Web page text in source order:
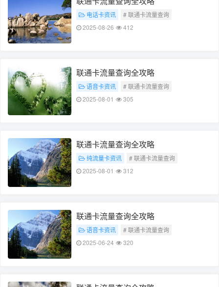
电话卡资讯
# 联通卡流量查询
# 流量查询全攻略
2025-08-26 412
联通卡流量查询全攻略
语音卡资讯
# 联通卡流量查询
# 流量查询全攻略
2025-08-01 305
联通卡流量查询全攻略
纯流量卡资讯
# 联通卡流量查询
# 流量查询全攻略
2025-08-01 312
联通卡流量查询全攻略
语音卡资讯
# 联通卡流量查询
# 流量查询全攻略
2025-06-24 320